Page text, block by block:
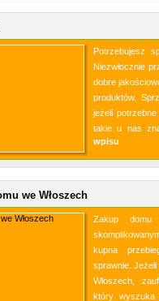
Potrzebujesz
Niezwłocznie
dobre
produktów.
jeżeli
takie u nas
wpisu
we Włoszech
Zakup
kupna
sprawnie.
Włoszech,
który wyszuka